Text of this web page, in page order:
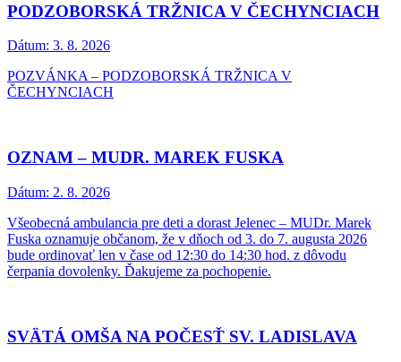
PODZOBORSKÁ TRŽNICA V ČECHYNCIACH
Dátum: 3. 8. 2026
POZVÁNKA – PODZOBORSKÁ TRŽNICA V
ČECHYNCIACH
OZNAM – MUDR. MAREK FUSKA
Dátum: 2. 8. 2026
Všeobecná ambulancia pre deti a dorast Jelenec – MUDr. Marek
Fuska oznamuje občanom, že v dňoch od 3. do 7. augusta 2026
bude ordinovať len v čase od 12:30 do 14:30 hod. z dôvodu
čerpania dovolenky. Ďakujeme za pochopenie.
SVÄTÁ OMŠA NA POČESŤ SV. LADISLAVA